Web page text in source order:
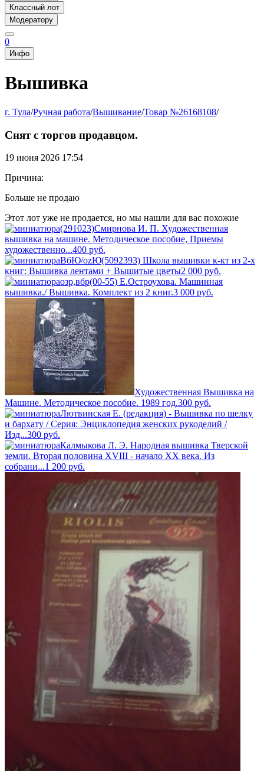
Классный лот
Модератору
0
Инфо
Вышивка
г. Тула/Ручная работа/Вышивание/Товар №26168108/
Снят с торгов продавцом.
19 июня 2026 17:54
Причина:
Больше не продаю
Этот лот уже не продается, но мы нашли для вас похожие
(291023)Смирнова И. П. Художественная
вышивка на машине. Методическое пособие, Приемы
художественно...400 руб.
ВбЮ/ozЮ(5092393) Школа вышивки к-кт из 2-х
книг: Вышивка лентами + Вышитые цветы2 000 руб.
озр,вбр(00-55) Е.Остроухова. Машинная
вышивка./ Вышивка. Комплект из 2 книг.3 000 руб.
Художественная Вышивка на
Машине. Методическое пособие. 1989 год.300 руб.
Лютвинская Е. (редакция) - Вышивка по шелку
и бархату / Серия: Энциклопедия женских рукоделий /
Изд...300 руб.
Калмыкова Л. Э. Народная вышивка Тверской
земли. Вторая половина XVIII - начало XX века. Из
собрани...1 200 руб.